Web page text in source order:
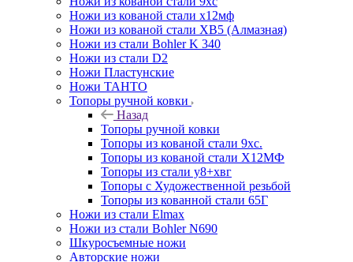
Ножи из кованой стали х12мф
Ножи из кованой стали ХВ5 (Алмазная)
Ножи из стали Bohler K 340
Ножи из стали D2
Ножи Пластунские
Ножи ТАНТО
Топоры ручной ковки
Назад
Топоры ручной ковки
Топоры из кованой стали 9хс.
Топоры из кованой стали Х12МФ
Топоры из стали у8+хвг
Топоры с Художественной резьбой
Топоры из кованной стали 65Г
Ножи из стали Elmax
Ножи из стали Bohler N690
Шкуросъемные ножи
Авторские ножи